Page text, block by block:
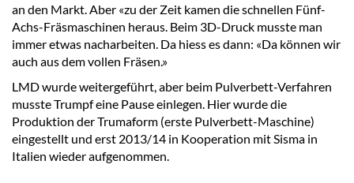
an den Markt. Aber «zu der Zeit kamen die schnellen Fünf-
Achs-Fräsmaschinen heraus. Beim 3D-Druck musste man
immer etwas nacharbeiten. Da hiess es dann: «Da können wir
auch aus dem vollen Fräsen.»
LMD wurde weitergeführt, aber beim Pulverbett-Verfahren
musste Trumpf eine Pause einlegen. Hier wurde die
Produktion der Trumaform (erste Pulverbett-Maschine)
eingestellt und erst 2013/14 in Kooperation mit Sisma in
Italien wieder aufgenommen.